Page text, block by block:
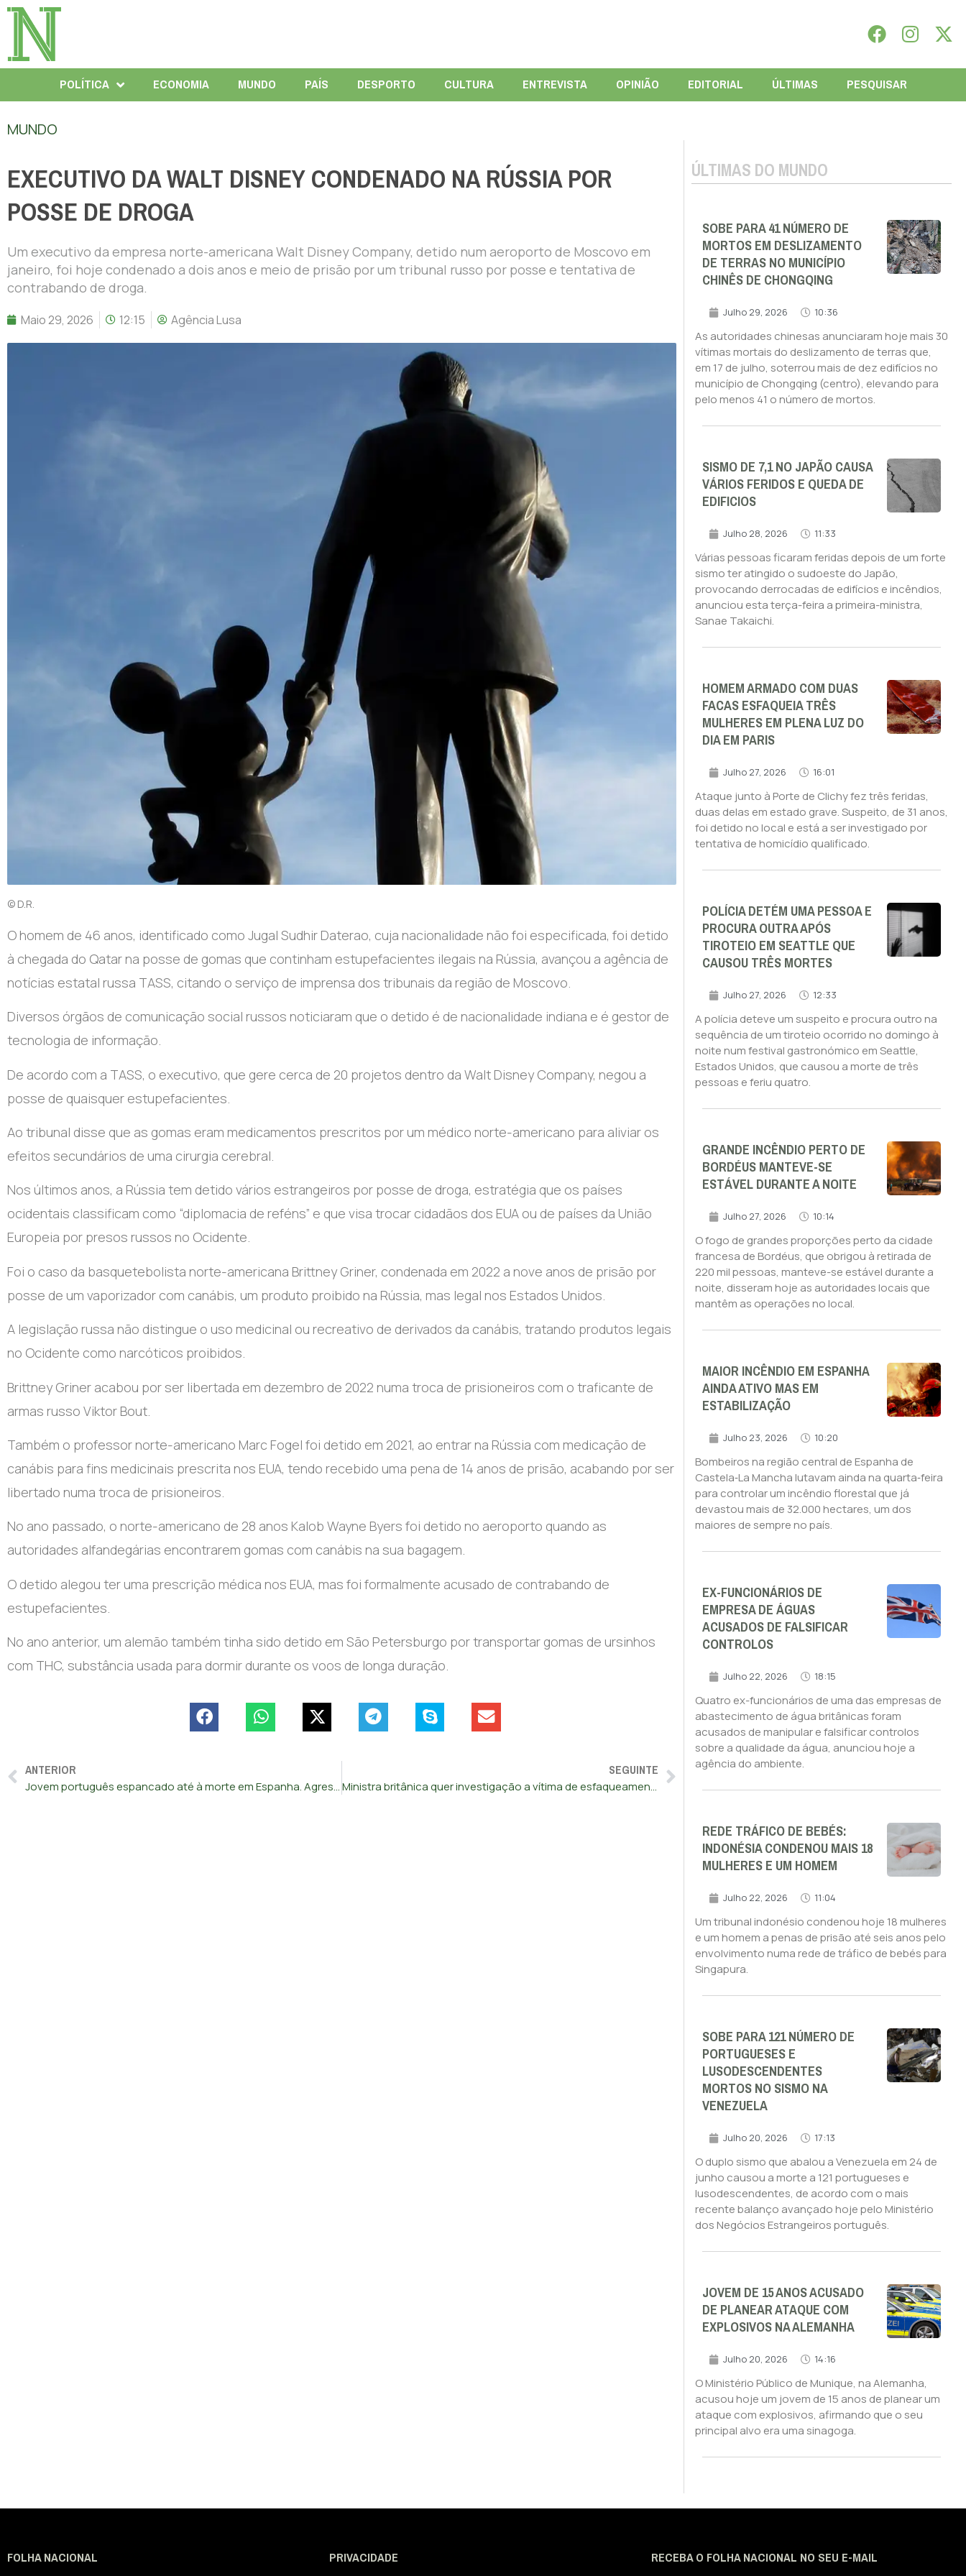
POLÍTICA ECONOMIA MUNDO PAÍS DESPORTO CULTURA ENTREVISTA OPINIÃO EDITORIAL ÚLTIMAS PESQUISAR
MUNDO
EXECUTIVO DA WALT DISNEY CONDENADO NA RÚSSIA POR
POSSE DE DROGA
Um executivo da empresa norte-americana Walt Disney Company, detido num aeroporto de Moscovo em
janeiro, foi hoje condenado a dois anos e meio de prisão por um tribunal russo por posse e tentativa de
contrabando de droga.
Maio 29, 2026 12:15 Agência Lusa
© D.R.
O homem de 46 anos, identificado como Jugal Sudhir Daterao, cuja nacionalidade não foi especificada, foi detido
à chegada do Qatar na posse de gomas que continham estupefacientes ilegais na Rússia, avançou a agência de
notícias estatal russa TASS, citando o serviço de imprensa dos tribunais da região de Moscovo.
Diversos órgãos de comunicação social russos noticiaram que o detido é de nacionalidade indiana e é gestor de
tecnologia de informação.
De acordo com a TASS, o executivo, que gere cerca de 20 projetos dentro da Walt Disney Company, negou a
posse de quaisquer estupefacientes.
Ao tribunal disse que as gomas eram medicamentos prescritos por um médico norte-americano para aliviar os
efeitos secundários de uma cirurgia cerebral.
Nos últimos anos, a Rússia tem detido vários estrangeiros por posse de droga, estratégia que os países
ocidentais classificam como “diplomacia de reféns” e que visa trocar cidadãos dos EUA ou de países da União
Europeia por presos russos no Ocidente.
Foi o caso da basquetebolista norte-americana Brittney Griner, condenada em 2022 a nove anos de prisão por
posse de um vaporizador com canábis, um produto proibido na Rússia, mas legal nos Estados Unidos.
A legislação russa não distingue o uso medicinal ou recreativo de derivados da canábis, tratando produtos legais
no Ocidente como narcóticos proibidos.
Brittney Griner acabou por ser libertada em dezembro de 2022 numa troca de prisioneiros com o traficante de
armas russo Viktor Bout.
Também o professor norte-americano Marc Fogel foi detido em 2021, ao entrar na Rússia com medicação de
canábis para fins medicinais prescrita nos EUA, tendo recebido uma pena de 14 anos de prisão, acabando por ser
libertado numa troca de prisioneiros.
No ano passado, o norte-americano de 28 anos Kalob Wayne Byers foi detido no aeroporto quando as
autoridades alfandegárias encontrarem gomas com canábis na sua bagagem.
O detido alegou ter uma prescrição médica nos EUA, mas foi formalmente acusado de contrabando de
estupefacientes.
No ano anterior, um alemão também tinha sido detido em São Petersburgo por transportar gomas de ursinhos
com THC, substância usada para dormir durante os voos de longa duração.
ANTERIOR
Jovem português espancado até à morte em Espanha. Agressor acabou detido
SEGUINTE
Ministra britânica quer investigação a vítima de esfaqueamento detida
ÚLTIMAS DO MUNDO
SOBE PARA 41 NÚMERO DE
MORTOS EM DESLIZAMENTO
DE TERRAS NO MUNICÍPIO
CHINÊS DE CHONGQING
Julho 29, 2026 10:36
As autoridades chinesas anunciaram hoje mais 30
vítimas mortais do deslizamento de terras que,
em 17 de julho, soterrou mais de dez edifícios no
município de Chongqing (centro), elevando para
pelo menos 41 o número de mortos.
SISMO DE 7,1 NO JAPÃO CAUSA
VÁRIOS FERIDOS E QUEDA DE
EDIFICIOS
Julho 28, 2026 11:33
Várias pessoas ficaram feridas depois de um forte
sismo ter atingido o sudoeste do Japão,
provocando derrocadas de edifícios e incêndios,
anunciou esta terça-feira a primeira-ministra,
Sanae Takaichi.
HOMEM ARMADO COM DUAS
FACAS ESFAQUEIA TRÊS
MULHERES EM PLENA LUZ DO
DIA EM PARIS
Julho 27, 2026 16:01
Ataque junto à Porte de Clichy fez três feridas,
duas delas em estado grave. Suspeito, de 31 anos,
foi detido no local e está a ser investigado por
tentativa de homicídio qualificado.
POLÍCIA DETÉM UMA PESSOA E
PROCURA OUTRA APÓS
TIROTEIO EM SEATTLE QUE
CAUSOU TRÊS MORTES
Julho 27, 2026 12:33
A polícia deteve um suspeito e procura outro na
sequência de um tiroteio ocorrido no domingo à
noite num festival gastronómico em Seattle,
Estados Unidos, que causou a morte de três
pessoas e feriu quatro.
GRANDE INCÊNDIO PERTO DE
BORDÉUS MANTEVE-SE
ESTÁVEL DURANTE A NOITE
Julho 27, 2026 10:14
O fogo de grandes proporções perto da cidade
francesa de Bordéus, que obrigou à retirada de
220 mil pessoas, manteve-se estável durante a
noite, disseram hoje as autoridades locais que
mantêm as operações no local.
MAIOR INCÊNDIO EM ESPANHA
AINDA ATIVO MAS EM
ESTABILIZAÇÃO
Julho 23, 2026 10:20
Bombeiros na região central de Espanha de
Castela‑La Mancha lutavam ainda na quarta‑feira
para controlar um incêndio florestal que já
devastou mais de 32.000 hectares, um dos
maiores de sempre no país.
EX-FUNCIONÁRIOS DE
EMPRESA DE ÁGUAS
ACUSADOS DE FALSIFICAR
CONTROLOS
Julho 22, 2026 18:15
Quatro ex-funcionários de uma das empresas de
abastecimento de água britânicas foram
acusados de manipular e falsificar controlos
sobre a qualidade da água, anunciou hoje a
agência do ambiente.
REDE TRÁFICO DE BEBÉS:
INDONÉSIA CONDENOU MAIS 18
MULHERES E UM HOMEM
Julho 22, 2026 11:04
Um tribunal indonésio condenou hoje 18 mulheres
e um homem a penas de prisão até seis anos pelo
envolvimento numa rede de tráfico de bebés para
Singapura.
SOBE PARA 121 NÚMERO DE
PORTUGUESES E
LUSODESCENDENTES
MORTOS NO SISMO NA
VENEZUELA
Julho 20, 2026 17:13
O duplo sismo que abalou a Venezuela em 24 de
junho causou a morte a 121 portugueses e
lusodescendentes, de acordo com o mais
recente balanço avançado hoje pelo Ministério
dos Negócios Estrangeiros português.
JOVEM DE 15 ANOS ACUSADO
DE PLANEAR ATAQUE COM
EXPLOSIVOS NA ALEMANHA
Julho 20, 2026 14:16
O Ministério Público de Munique, na Alemanha,
acusou hoje um jovem de 15 anos de planear um
ataque com explosivos, afirmando que o seu
principal alvo era uma sinagoga.
FOLHA NACIONAL PRIVACIDADE RECEBA O FOLHA NACIONAL NO SEU E-MAIL